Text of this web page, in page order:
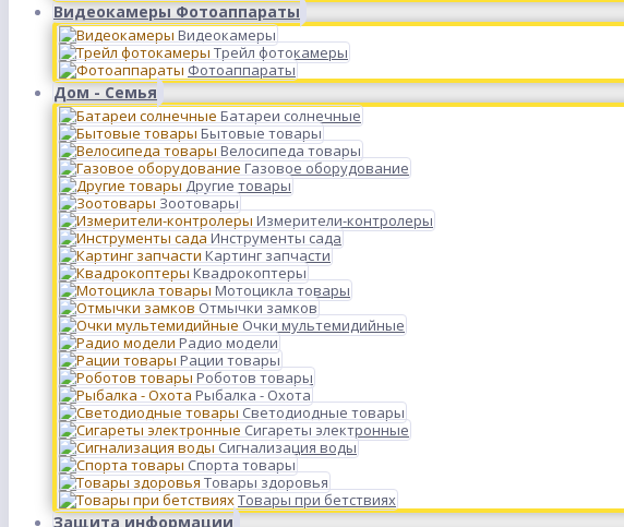
Видеокамеры Фотоаппараты
Видеокамеры
Трейл фотокамеры
Фотоаппараты
Дом - Семья
Батареи солнечные
Бытовые товары
Велосипеда товары
Газовое оборудование
Другие товары
Зоотовары
Измерители-контролеры
Инструменты сада
Картинг запчасти
Квадрокоптеры
Мотоцикла товары
Отмычки замков
Очки мультемидийные
Радио модели
Рации товары
Роботов товары
Рыбалка - Охота
Светодиодные товары
Сигареты электронные
Сигнализация воды
Спорта товары
Товары здоровья
Товары при бетствиях
Защита информации